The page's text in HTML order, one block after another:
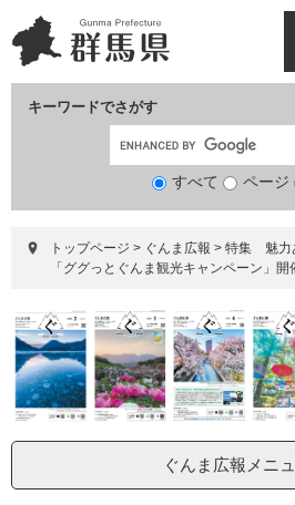
ー
ジ
ニ
ュ
て
キーワードでさがす
検
象
すべて ページ
トップページ > ぐんま広報 > 特集 魅力
「ググっとぐんま観光キャンペーン」
ぐんま広報メニ